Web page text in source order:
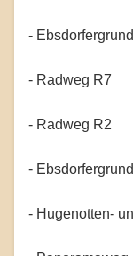
-
- Radweg R7
- Radweg R2
-
- Hugenotten-